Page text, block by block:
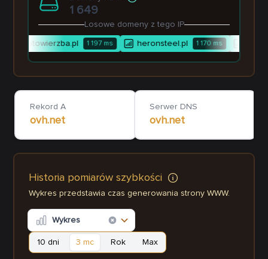
1 649
Losowe domeny z tego IP
fotowierzba.pl 1 197ms heronsteel.pl 1 170ms
Rekord A
ovh.net
Serwer DNS
ovh.net
Historia pomiarów szybkości
Wykres przedstawia czas generowania strony WWW.
Wykres
10 dni 3 mc Rok Max